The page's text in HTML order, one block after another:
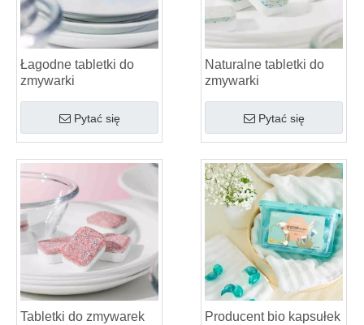
Łagodne tabletki do
zmywarki
Pytać się
Naturalne tabletki do
zmywarki
Pytać się
Tabletki do zmywarek
Producent bio kapsułek